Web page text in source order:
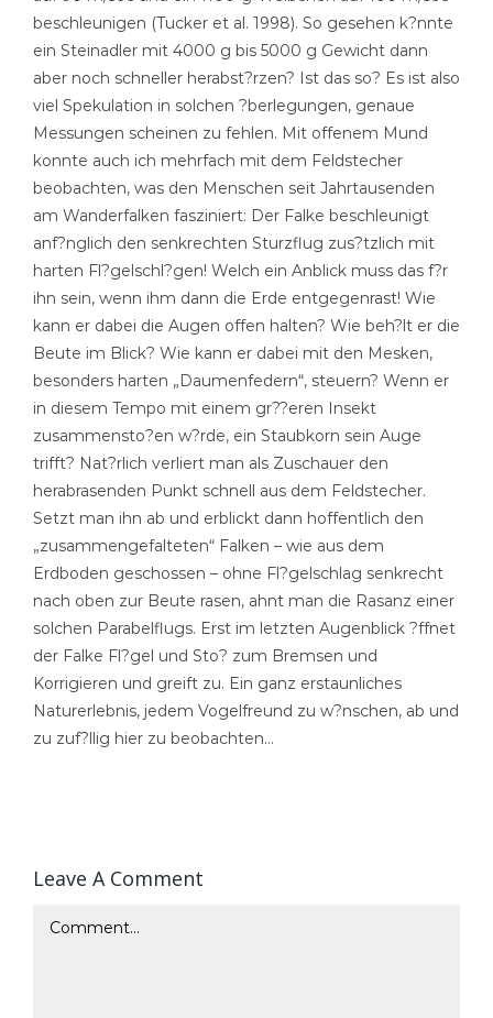
beschleunigen (Tucker et al. 1998). So gesehen k?nnte
ein Steinadler mit 4000 g bis 5000 g Gewicht dann
aber noch schneller herabst?rzen? Ist das so? Es ist also
viel Spekulation in solchen ?berlegungen, genaue
Messungen scheinen zu fehlen. Mit offenem Mund
konnte auch ich mehrfach mit dem Feldstecher
beobachten, was den Menschen seit Jahrtausenden
am Wanderfalken fasziniert: Der Falke beschleunigt
anf?nglich den senkrechten Sturzflug zus?tzlich mit
harten Fl?gelschl?gen! Welch ein Anblick muss das f?r
ihn sein, wenn ihm dann die Erde entgegenrast! Wie
kann er dabei die Augen offen halten? Wie beh?lt er die
Beute im Blick? Wie kann er dabei mit den Mesken,
besonders harten „Daumenfedern“, steuern? Wenn er
in diesem Tempo mit einem gr??eren Insekt
zusammensto?en w?rde, ein Staubkorn sein Auge
trifft? Nat?rlich verliert man als Zuschauer den
herabrasenden Punkt schnell aus dem Feldstecher.
Setzt man ihn ab und erblickt dann hoffentlich den
„zusammengefalteten“ Falken – wie aus dem
Erdboden geschossen – ohne Fl?gelschlag senkrecht
nach oben zur Beute rasen, ahnt man die Rasanz einer
solchen Parabelflugs. Erst im letzten Augenblick ?ffnet
der Falke Fl?gel und Sto? zum Bremsen und
Korrigieren und greift zu. Ein ganz erstaunliches
Naturerlebnis, jedem Vogelfreund zu w?nschen, ab und
zu zuf?llig hier zu beobachten…
Leave A Comment
Comment